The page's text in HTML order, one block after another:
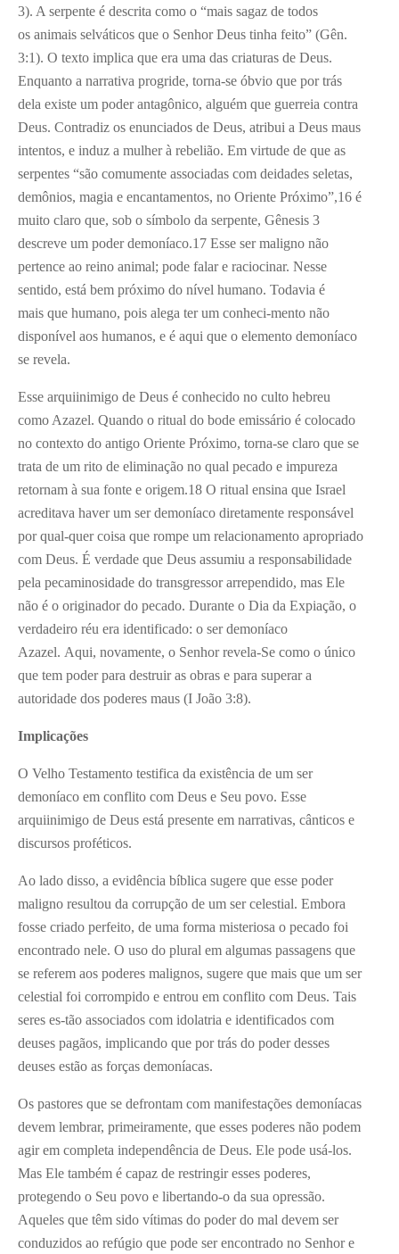
3). A serpente é descrita como o “mais sagaz de todos
os animais selváticos que o Senhor Deus tinha feito” (Gên.
3:1). O texto implica que era uma das criaturas de Deus.
Enquanto a narrativa progride, torna-se óbvio que por trás
dela existe um poder antagônico, alguém que guerreia contra
Deus. Contradiz os enunciados de Deus, atribui a Deus maus
intentos, e induz a mulher à rebelião. Em virtude de que as
serpentes “são comumente associadas com deidades seletas,
demônios, magia e encantamentos, no Oriente Próximo”,16 é
muito claro que, sob o símbolo da serpente, Gênesis 3
descreve um poder demoníaco.17 Esse ser maligno não
pertence ao reino animal; pode falar e raciocinar. Nesse
sentido, está bem próximo do nível humano. Todavia é
mais que humano, pois alega ter um conheci-mento não
disponível aos humanos, e é aqui que o elemento demoníaco
se revela.
Esse arquiinimigo de Deus é conhecido no culto hebreu
como Azazel. Quando o ritual do bode emissário é colocado
no contexto do antigo Oriente Próximo, torna-se claro que se
trata de um rito de eliminação no qual pecado e impureza
retornam à sua fonte e origem.18 O ritual ensina que Israel
acreditava haver um ser demoníaco diretamente responsável
por qual-quer coisa que rompe um relacionamento apropriado
com Deus. É verdade que Deus assumiu a responsabilidade
pela pecaminosidade do transgressor arrependido, mas Ele
não é o originador do pecado. Durante o Dia da Expiação, o
verdadeiro réu era identificado: o ser demoníaco
Azazel. Aqui, novamente, o Senhor revela-Se como o único
que tem poder para destruir as obras e para superar a
autoridade dos poderes maus (I João 3:8).
Implicações
O Velho Testamento testifica da existência de um ser
demoníaco em conflito com Deus e Seu povo. Esse
arquiinimigo de Deus está presente em narrativas, cânticos e
discursos proféticos.
Ao lado disso, a evidência bíblica sugere que esse poder
maligno resultou da corrupção de um ser celestial. Embora
fosse criado perfeito, de uma forma misteriosa o pecado foi
encontrado nele. O uso do plural em algumas passagens que
se referem aos poderes malignos, sugere que mais que um ser
celestial foi corrompido e entrou em conflito com Deus. Tais
seres es-tão associados com idolatria e identificados com
deuses pagãos, implicando que por trás do poder desses
deuses estão as forças demoníacas.
Os pastores que se defrontam com manifestações demoníacas
devem lembrar, primeiramente, que esses poderes não podem
agir em completa independência de Deus. Ele pode usá-los.
Mas Ele também é capaz de restringir esses poderes,
protegendo o Seu povo e libertando-o da sua opressão.
Aqueles que têm sido vítimas do poder do mal devem ser
conduzidos ao refúgio que pode ser encontrado no Senhor e